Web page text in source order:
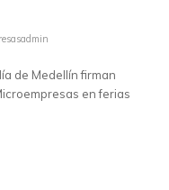
de Medellín firman
en ferias